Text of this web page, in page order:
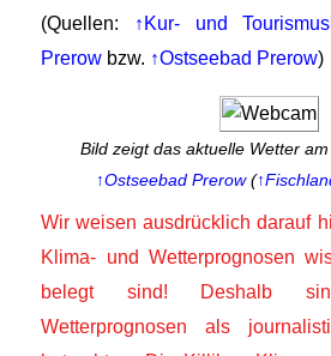
(Quellen:
↑Kur- und
Prerow bzw. ↑Ostseebad Prerow)
Bild zeigt das aktuelle Wetter
↑Ostseebad Prerow(
Wir weisen ausdrücklich darauf
Klima- und Wetterprognosen
belegt sind! Deshalb
Wetterprognosen als